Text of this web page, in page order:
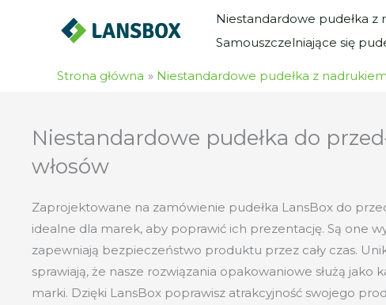
Niestandardowe pudełka z
Samouszczelniające się
Strona główna Niestandardowe pudełka z nadrukiem
Niestandardowe pudełka do
włosów
Zaprojektowane na zamówienie pudełka LansBox do
idealne dla marek, aby poprawić ich prezentację. Są one
zapewniają bezpieczeństwo produktu przez cały czas.
sprawiają, że nasze rozwiązania opakowaniowe służą jako
marki. Dzięki LansBox poprawisz atrakcyjność swojego